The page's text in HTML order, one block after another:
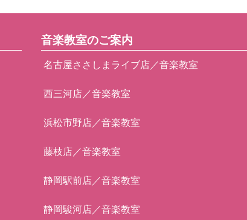
音楽教室のご案内
名古屋ささしまライブ店／音楽教室
西三河店／音楽教室
浜松市野店／音楽教室
藤枝店／音楽教室
静岡駅前店／音楽教室
静岡駿河店／音楽教室